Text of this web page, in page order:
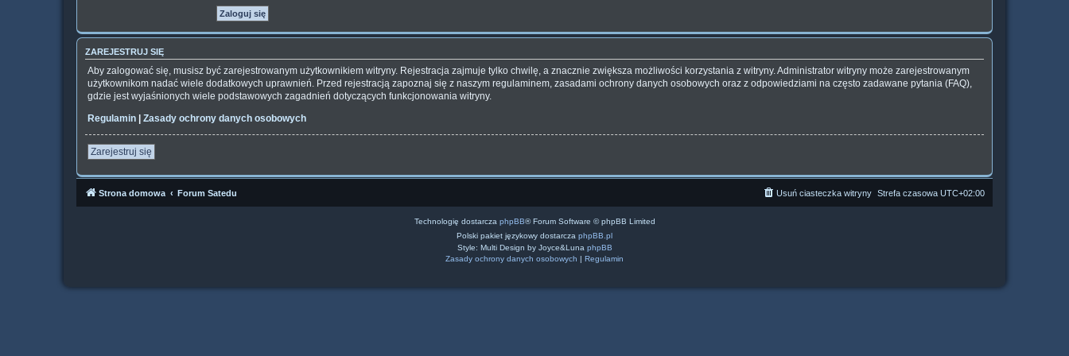
ZAREJESTRUJ SIĘ
Aby zalogować się, musisz być zarejestrowanym użytkownikiem witryny. Rejestracja zajmuje tylko chwilę, a znacznie zwiększa możliwości korzystania z witryny. Administrator witryny może zarejestrowanym
użytkownikom nadać wiele dodatkowych uprawnień. Przed rejestracją zapoznaj się z naszym regulaminem, zasadami ochrony danych osobowych oraz z odpowiedziami na często zadawane pytania (FAQ),
gdzie jest wyjaśnionych wiele podstawowych zagadnień dotyczących funkcjonowania witryny.
Regulamin | Zasady ochrony danych osobowych
Zarejestruj się
Strona domowa Forum Satedu Strefa czasowa UTC+02:00
Usuń ciasteczka witryny
Technologię dostarcza phpBB® Forum Software © phpBB Limited
Polski pakiet językowy dostarcza phpBB.pl
Style: Multi Design by Joyce&Luna phpBB
Zasady ochrony danych osobowych | Regulamin